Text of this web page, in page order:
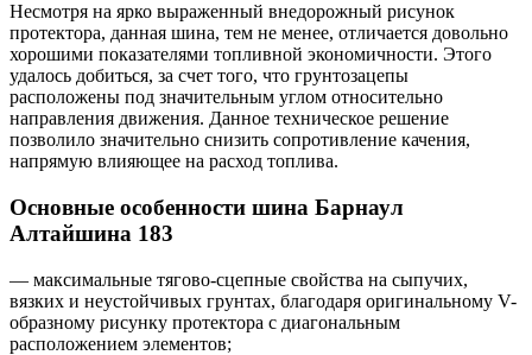
Несмотря на ярко выраженный внедорожный рисунок
протектора, данная шина, тем не менее, отличается довольно
хорошими показателями топливной экономичности. Этого
удалось добиться, за счет того, что грунтозацепы
расположены под значительным углом относительно
направления движения. Данное техническое решение
позволило значительно снизить сопротивление качения,
напрямую влияющее на расход топлива.
Основные особенности шина Барнаул
Алтайшина 183
— максимальные тягово-сцепные свойства на сыпучих,
вязких и неустойчивых грунтах, благодаря оригинальному V-
образному рисунку протектора с диагональным
расположением элементов;